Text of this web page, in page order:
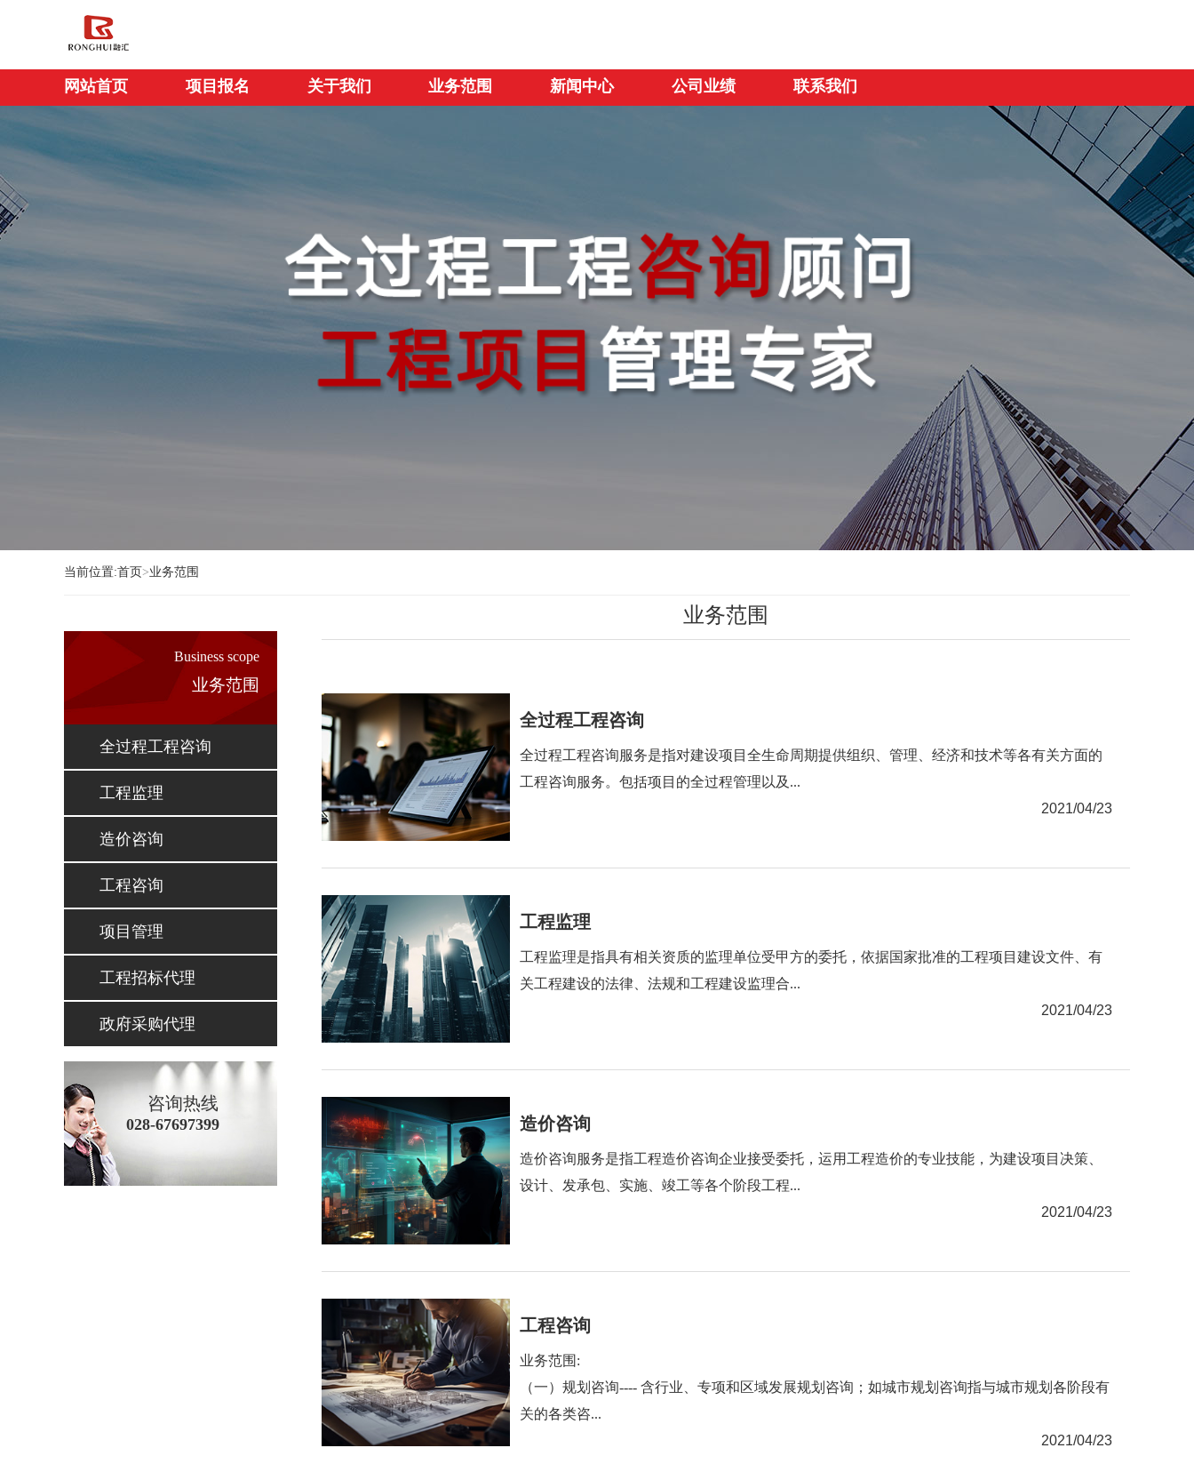
网站首页 项目报名 关于我们 业务范围 新闻中心 公司业绩 联系我们
当前位置:首页>业务范围
业务范围
全过程工程咨询
全过程工程咨询服务是指对建设项目全生命周期提供组织、管理、经济和技术等各有关方面的
工程咨询服务。包括项目的全过程管理以及...
2021/04/23
工程监理
工程监理是指具有相关资质的监理单位受甲方的委托，依据国家批准的工程项目建设文件、有
关工程建设的法律、法规和工程建设监理合...
2021/04/23
造价咨询
造价咨询服务是指工程造价咨询企业接受委托，运用工程造价的专业技能，为建设项目决策、
设计、发承包、实施、竣工等各个阶段工程...
2021/04/23
工程咨询
业务范围:
（一）规划咨询---- 含行业、专项和区域发展规划咨询；如城市规划咨询指与城市规划各阶段有
关的各类咨...
2021/04/23
Business scope
业务范围
全过程工程咨询
工程监理
造价咨询
工程咨询
项目管理
工程招标代理
政府采购代理
咨询热线
028-67697399